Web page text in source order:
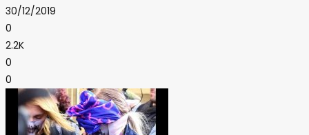
30/12/2019
0
2.2K
0
0